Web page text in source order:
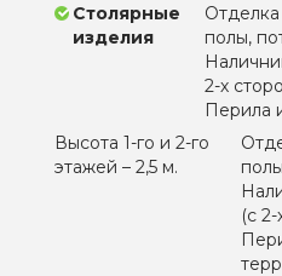
Столярные
изделия
полы,
2-х
Перила
Высота 1-го и 2-го
этажей – 2,5 м.
(с